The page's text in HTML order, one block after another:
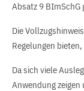
Absatz 9 BImSchG
Die
Regelungen
Da sich viele
Anwendung